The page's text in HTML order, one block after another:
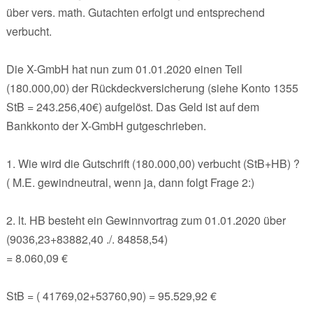
über vers. math. Gutachten erfolgt und entsprechend
verbucht.
Die X-GmbH hat nun zum 01.01.2020 einen Teil
(180.000,00) der Rückdeckversicherung (siehe Konto 1355
StB = 243.256,40€) aufgelöst. Das Geld ist auf dem
Bankkonto der X-GmbH gutgeschrieben.
1. Wie wird die Gutschrift (180.000,00) verbucht (StB+HB) ?
( M.E. gewindneutral, wenn ja, dann folgt Frage 2:)
2. lt. HB besteht ein Gewinnvortrag zum 01.01.2020 über
(9036,23+83882,40 ./. 84858,54)
= 8.060,09 €
StB = ( 41769,02+53760,90) = 95.529,92 €